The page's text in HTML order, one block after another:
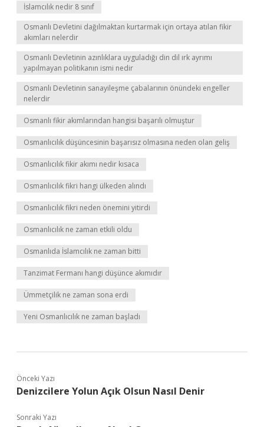
İslamcılık nedir 8 sınıf
Osmanlı Devletini dağılmaktan kurtarmak için ortaya atılan fikir
akımları nelerdir
Osmanlı Devletinin azınlıklara uyguladığı din dil ırk ayrımı
yapılmayan politikanın ismi nedir
Osmanlı Devletinin sanayileşme çabalarının önündeki engeller
nelerdir
Osmanlı fikir akımlarından hangisi başarılı olmuştur
Osmanlıcılık düşüncesinin başarısız olmasına neden olan geliş
Osmanlıcılık fikir akımı nedir kısaca
Osmanlıcılık fikri hangi ülkeden alındı
Osmanlıcılık fikri neden önemini yitirdi
Osmanlıcılık ne zaman etkili oldu
Osmanlıda İslamcılık ne zaman bitti
Tanzimat Fermanı hangi düşünce akımıdır
Ümmetçilik ne zaman sona erdi
Yeni Osmanlıcılık ne zaman başladı
Önceki Yazı
Denizcilere Yolun Açık Olsun Nasıl Denir
Sonraki Yazı